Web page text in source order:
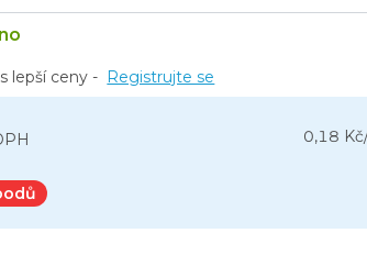
0,18 Kč
lepší ceny - Registrujte se